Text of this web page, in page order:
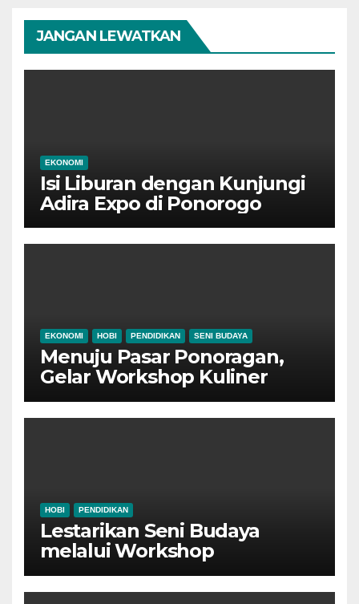
JANGAN LEWATKAN
EKONOMI
Isi Liburan dengan Kunjungi
Adira Expo di Ponorogo
EKONOMI HOBI PENDIDIKAN SENI BUDAYA
Menuju Pasar Ponoragan,
Gelar Workshop Kuliner
Tradisional Ponorogo
HOBI PENDIDIKAN
Lestarikan Seni Budaya
melalui Workshop
Pertunjukan Tari Tradisional
Ponorogo